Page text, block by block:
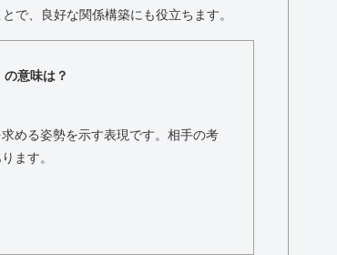
で、良好な関係構築にも役立ちます。
意味は？
める姿勢を示す表現です。相手の考
ます。